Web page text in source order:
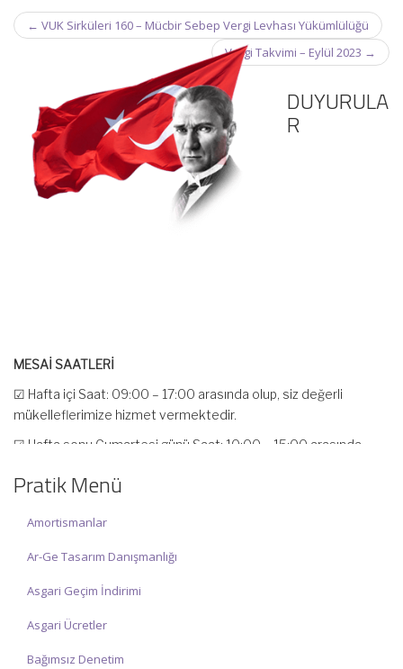
Post
navigation
← VUK Sirküleri 160 – Mücbir Sebep Vergi Levhası Yükümlülüğü
Vergi Takvimi – Eylül 2023 →
DUYURULA
R
MESAİ SAATLERİ
☑ Hafta içi Saat: 09:00 – 17:00 arasında olup, siz değerli
mükelleflerimize hizmet vermektedir.
☑ Hafta sonu Cumartesi günü Saat: 10:00 – 15:00 arasında
İlgi ve anlayışınız için İNCİ MUHASEBE MÜŞAVİRLİK Ailesi olarak
Pratik Menü
Amortismanlar
Ar-Ge Tasarım Danışmanlığı
Asgari Geçim İndirimi
Asgari Ücretler
Bağımsız Denetim